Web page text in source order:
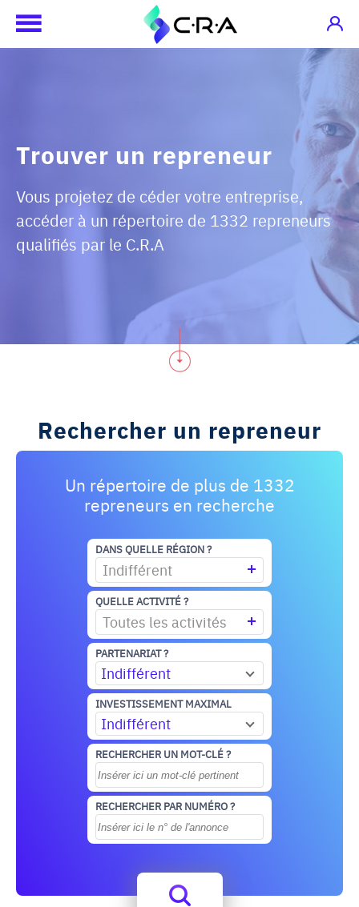
Trouver un repreneur
Vous projetez de céder votre entreprise,
accéder à un répertoire de 1332 repreneurs
qualifiés par le C.R.A
Rechercher un repreneur
Un répertoire de plus de 1332
repreneurs en recherche
DANS QUELLE RÉGION ?
Indifférent
QUELLE ACTIVITÉ ?
Toutes les activités
PARTENARIAT ?
Indifférent
INVESTISSEMENT MAXIMAL
Indifférent
RECHERCHER UN MOT-CLÉ ?
RECHERCHER PAR NUMÉRO ?